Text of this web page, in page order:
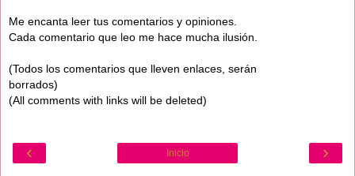
Me encanta leer tus comentarios y opiniones.
Cada comentario que leo me hace mucha ilusión.
(Todos los comentarios que lleven enlaces, serán
borrados)
(All comments with links will be deleted)
‹ ›
Inicio